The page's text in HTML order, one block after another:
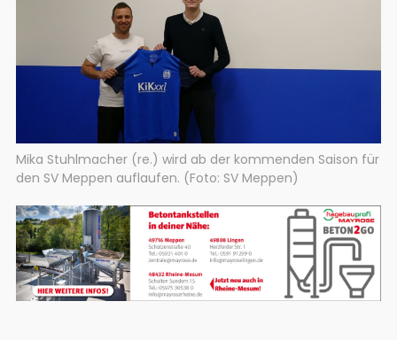
Mika Stuhlmacher (re.) wird ab der kommenden Saison für
den SV Meppen auflaufen. (Foto: SV Meppen)